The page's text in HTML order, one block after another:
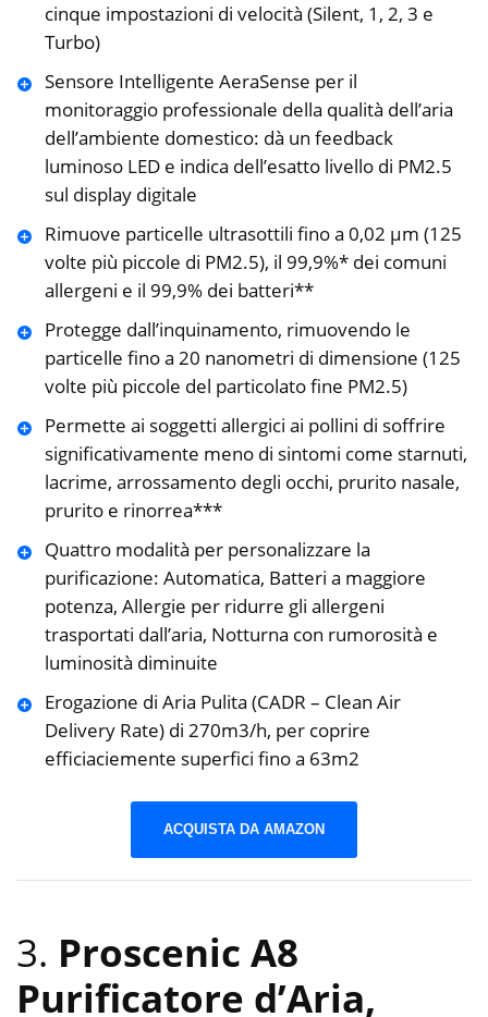
cinque impostazioni di velocità (Silent, 1, 2, 3 e
Turbo)
Sensore Intelligente AeraSense per il
monitoraggio professionale della qualità dell’aria
dell’ambiente domestico: dà un feedback
luminoso LED e indica dell’esatto livello di PM2.5
sul display digitale
Rimuove particelle ultrasottili fino a 0,02 µm (125
volte più piccole di PM2.5), il 99,9%* dei comuni
allergeni e il 99,9% dei batteri**
Protegge dall’inquinamento, rimuovendo le
particelle fino a 20 nanometri di dimensione (125
volte più piccole del particolato fine PM2.5)
Permette ai soggetti allergici ai pollini di soffrire
significativamente meno di sintomi come starnuti,
lacrime, arrossamento degli occhi, prurito nasale,
prurito e rinorrea***
Quattro modalità per personalizzare la
purificazione: Automatica, Batteri a maggiore
potenza, Allergie per ridurre gli allergeni
trasportati dall’aria, Notturna con rumorosità e
luminosità diminuite
Erogazione di Aria Pulita (CADR – Clean Air
Delivery Rate) di 270m3/h, per coprire
efficiaciemente superfici fino a 63m2
ACQUISTA DA AMAZON
3. Proscenic A8
Purificatore d’Aria,